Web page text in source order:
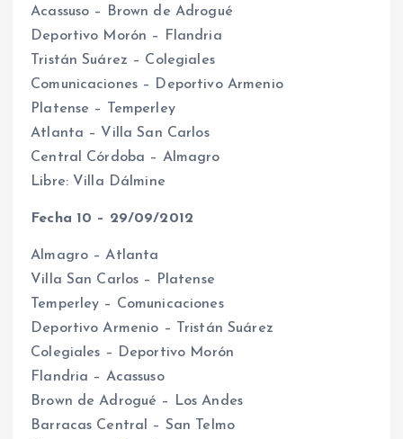
Acassuso – Brown de Adrogué
Deportivo Morón – Flandria
Tristán Suárez – Colegiales
Comunicaciones – Deportivo Armenio
Platense – Temperley
Atlanta – Villa San Carlos
Central Córdoba – Almagro
Libre: Villa Dálmine
Fecha 10 – 29/09/2012
Almagro – Atlanta
Villa San Carlos – Platense
Temperley – Comunicaciones
Deportivo Armenio – Tristán Suárez
Colegiales – Deportivo Morón
Flandria – Acassuso
Brown de Adrogué – Los Andes
Barracas Central – San Telmo